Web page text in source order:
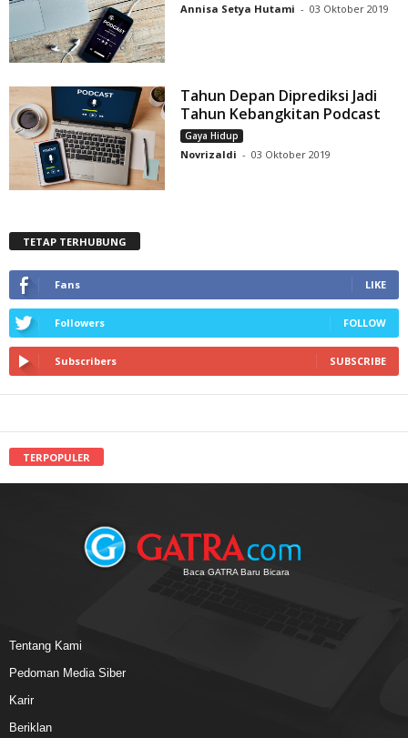
Annisa Setya Hutami - 03 Oktober 2019
Tahun Depan Diprediksi Jadi
Tahun Kebangkitan Podcast
Gaya Hidup
Novrizaldi - 03 Oktober 2019
TETAP TERHUBUNG
Fans LIKE
Followers FOLLOW
Subscribers SUBSCRIBE
TERPOPULER
Baca GATRA Baru Bicara
Tentang Kami
Pedoman Media Siber
Karir
Beriklan